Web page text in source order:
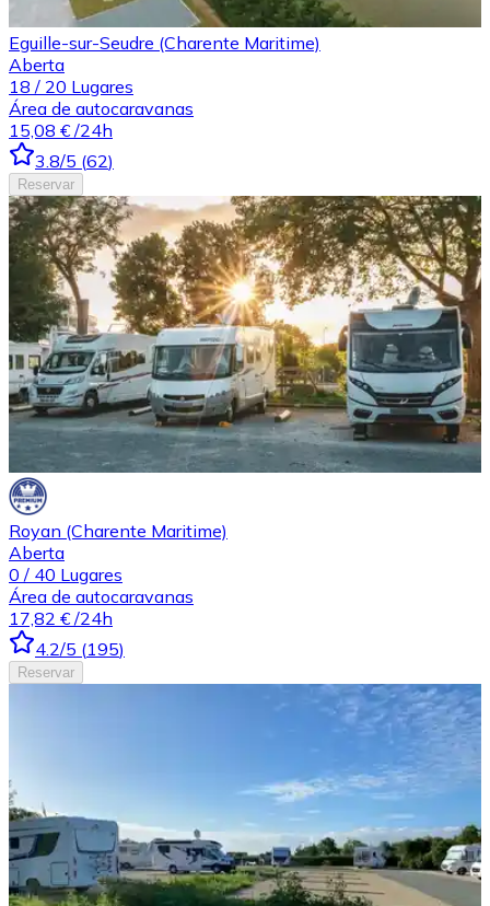
Eguille-sur-Seudre (Charente Maritime)
Aberta
18 / 20 Lugares
Área de autocaravanas
15,08 € /24h
3.8/5 (62)
Reservar
Royan (Charente Maritime)
Aberta
0 / 40 Lugares
Área de autocaravanas
17,82 € /24h
4.2/5 (195)
Reservar